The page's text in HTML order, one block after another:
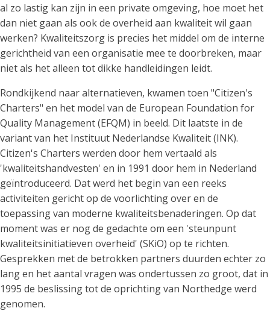
al zo lastig kan zijn in een private omgeving, hoe moet het
dan niet gaan als ook de overheid aan kwaliteit wil gaan
werken? Kwaliteitszorg is precies het middel om de interne
gerichtheid van een organisatie mee te doorbreken, maar
niet als het alleen tot dikke handleidingen leidt.
Rondkijkend naar alternatieven, kwamen toen "Citizen's
Charters" en het model van de European Foundation for
Quality Management (EFQM) in beeld. Dit laatste in de
variant van het Instituut Nederlandse Kwaliteit (INK).
Citizen's Charters werden door hem vertaald als
'kwaliteitshandvesten' en in 1991 door hem in Nederland
geïntroduceerd. Dat werd het begin van een reeks
activiteiten gericht op de voorlichting over en de
toepassing van moderne kwaliteitsbenaderingen. Op dat
moment was er nog de gedachte om een 'steunpunt
kwaliteitsinitiatieven overheid' (SKiO) op te richten.
Gesprekken met de betrokken partners duurden echter zo
lang en het aantal vragen was ondertussen zo groot, dat in
1995 de beslissing tot de oprichting van Northedge werd
genomen.